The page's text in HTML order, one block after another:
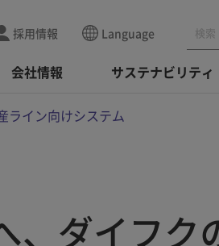
採用情報 Language
会社情報 サステナビリティ
ライン向けシステム
、ダイフク